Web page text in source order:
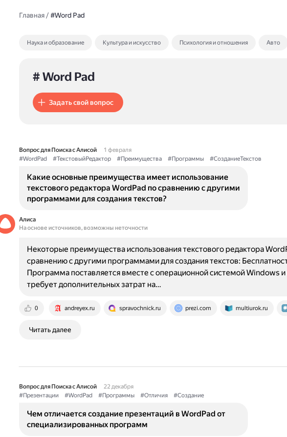
Главная/#Word Pad
Наука и образование Культура и искусство Психология и отношения Авто
# Word Pad
Задать свой вопрос
Вопрос для Поиска с Алисой
1 февраля
#WordPad
#ТекстовыйРедактор #Преимущества #Программы #СозданиеТекстов
Какие основные преимущества имеет использование
текстового редактора WordPad по сравнению с другими
программами для создания текстов?
Алиса
На основе источников, возможны неточности
0 andreyex.ru spravochnick.ru prezi.com multiurok.ru
Некоторые преимущества использования текстового редактора
сравнению с другими программами для создания текстов:
Программа поставляется вместе с операционной системой Windows и
требует дополнительных затрат на…
Читать далее
Вопрос для Поиска с Алисой
22 декабря
#Презентации
#WordPad #Программы #Отличия #Создание
Чем отличается создание презентаций в WordPad от
специализированных программ